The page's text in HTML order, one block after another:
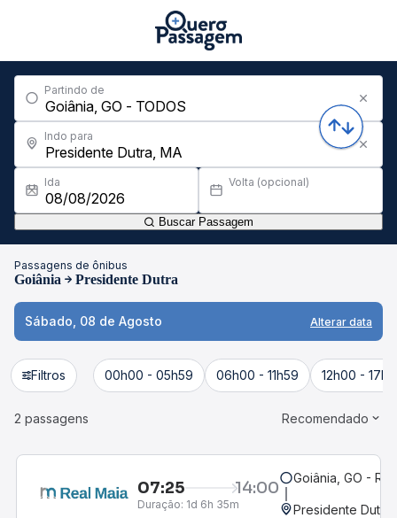
Partindo de
Indo para
Ida Volta (opcional)
Buscar Passagem
Passagens de ônibus
Goiânia Presidente Dutra
Sábado, 08 de Agosto Alterar data
Filtros 00h00 - 05h59 06h00 - 11h59 12h00 -
2 passagens Recomendado
07:25 14:00
Duração: 1d 6h 35m
Goiânia, GO -
Presidente